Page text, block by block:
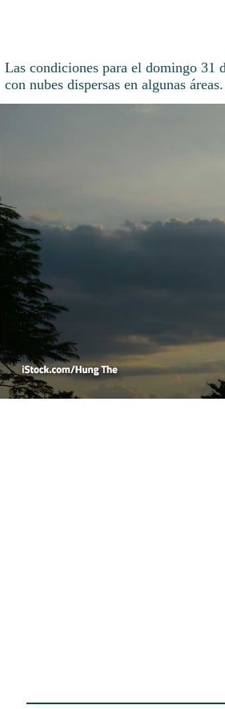
Las condiciones para el domingo 31
con nubes dispersas en algunas áreas.